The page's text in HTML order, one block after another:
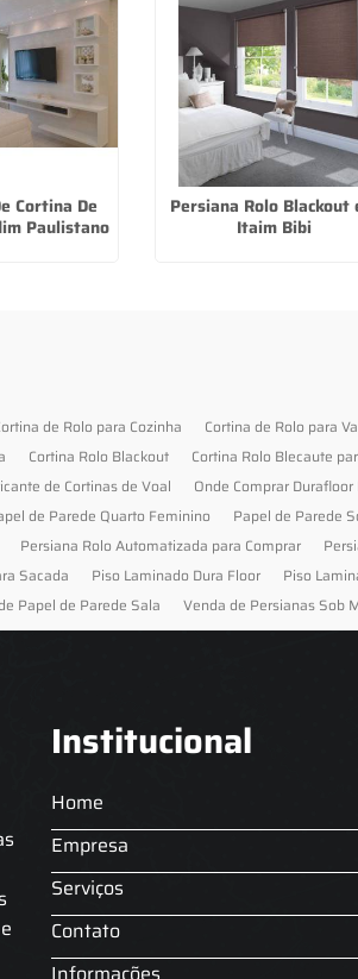
Cortina De
Paulistano
Persiana Rolo Blackout
Itaim Bibi
de Rolo para Cozinha Cortina de Rolo para
Cortina Rolo Blackout Cortina Rolo Blecaute
de Cortinas de Voal Onde Comprar
de Parede Quarto Feminino Papel de Parede
Persiana Rolo Automatizada para Comprar
Sacada Piso Laminado Dura Floor Piso
Papel de Parede Sala Venda de Persianas Sob
Institucional
Home
Empresa
Serviços
Contato